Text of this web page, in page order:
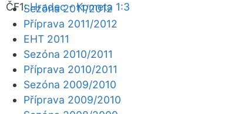
ČF1:Hradec - Kometa 1:3
Sezóna 2011/2012
Příprava 2011/2012
EHT 2011
Sezóna 2010/2011
Příprava 2010/2011
Sezóna 2009/2010
Příprava 2009/2010